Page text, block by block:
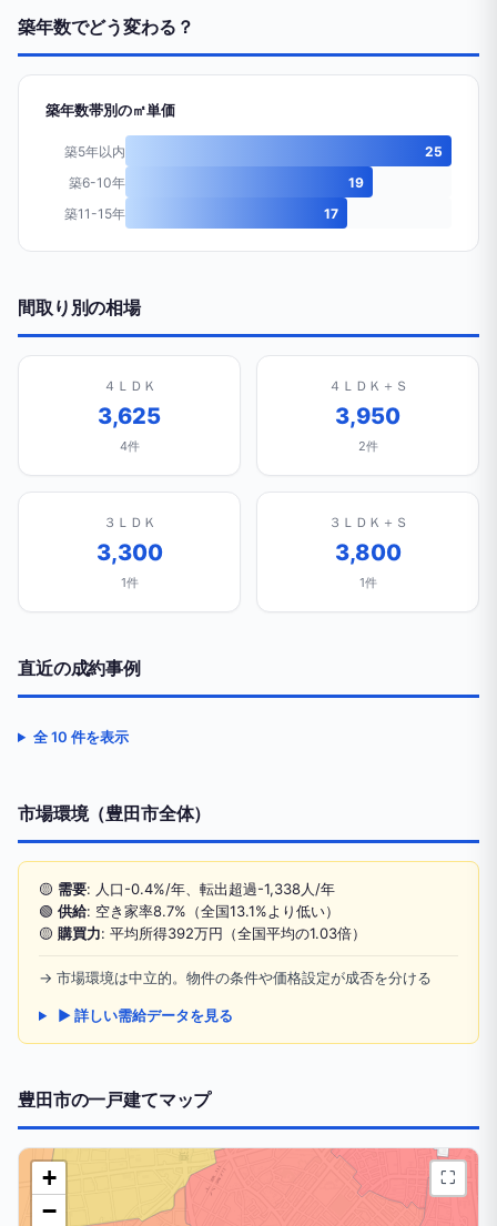
築年数でどう変わる？
築年数帯別の㎡単価
築5年以内
25
築6-10年
19
築11-15年
17
間取り別の相場
４ＬＤＫ
3,625
4件
４ＬＤＫ＋Ｓ
3,950
2件
３ＬＤＫ
3,300
1件
３ＬＤＫ＋Ｓ
3,800
1件
直近の成約事例
全 10 件を表示
市場環境（豊田市全体）
🟡 需要: 人口-0.4%/年、転出超過-1,338人/年
🟢 供給: 空き家率8.7%（全国13.1%より低い）
🟡 購買力: 平均所得392万円（全国平均の1.03倍）
→ 市場環境は中立的。物件の条件や価格設定が成否を分ける
▶ 詳しい需給データを見る
豊田市の一戸建てマップ
+
−
⛶